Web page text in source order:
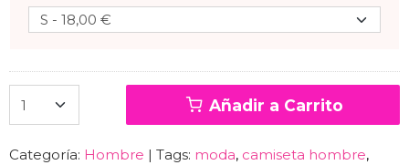
Añadir a Carrito
Categoría: Hombre | Tags: moda camiseta hombre